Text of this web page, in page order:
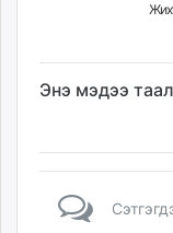
unen.mn
isee.mn
Энэ мэдээ